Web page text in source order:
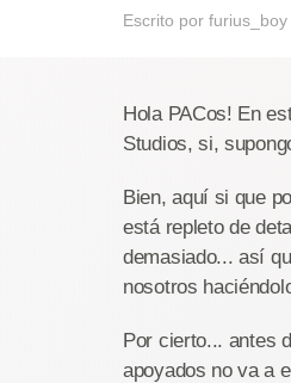
Escrito por furius_boy
Hola PACos! En
Studios, si,
Bien, aquí si que
está repleto de
demasiado... así
nosotros
Por cierto... antes
apoyados no va a